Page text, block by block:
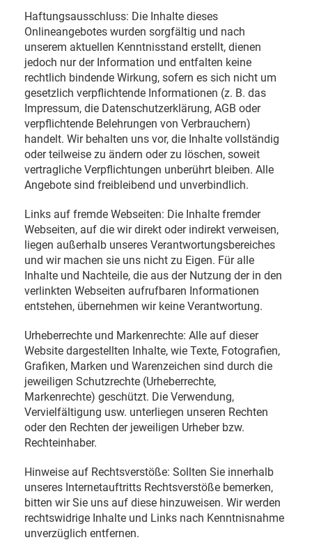
Haftungsausschluss: Die Inhalte dieses
Onlineangebotes wurden sorgfältig und nach
unserem aktuellen Kenntnisstand erstellt, dienen
jedoch nur der Information und entfalten keine
rechtlich bindende Wirkung, sofern es sich nicht um
gesetzlich verpflichtende Informationen (z. B. das
Impressum, die Datenschutzerklärung, AGB oder
verpflichtende Belehrungen von Verbrauchern)
handelt. Wir behalten uns vor, die Inhalte vollständig
oder teilweise zu ändern oder zu löschen, soweit
vertragliche Verpflichtungen unberührt bleiben. Alle
Angebote sind freibleibend und unverbindlich.
Links auf fremde Webseiten: Die Inhalte fremder
Webseiten, auf die wir direkt oder indirekt verweisen,
liegen außerhalb unseres Verantwortungsbereiches
und wir machen sie uns nicht zu Eigen. Für alle
Inhalte und Nachteile, die aus der Nutzung der in den
verlinkten Webseiten aufrufbaren Informationen
entstehen, übernehmen wir keine Verantwortung.
Urheberrechte und Markenrechte: Alle auf dieser
Website dargestellten Inhalte, wie Texte, Fotografien,
Grafiken, Marken und Warenzeichen sind durch die
jeweiligen Schutzrechte (Urheberrechte,
Markenrechte) geschützt. Die Verwendung,
Vervielfältigung usw. unterliegen unseren Rechten
oder den Rechten der jeweiligen Urheber bzw.
Rechteinhaber.
Hinweise auf Rechtsverstöße: Sollten Sie innerhalb
unseres Internetauftritts Rechtsverstöße bemerken,
bitten wir Sie uns auf diese hinzuweisen. Wir werden
rechtswidrige Inhalte und Links nach Kenntnisnahme
unverzüglich entfernen.